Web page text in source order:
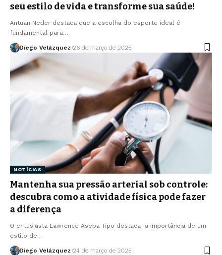
seu estilo de vida e transforme sua saúde!
Antuan Neder destaca que a escolha do esporte ideal é
fundamental para…
Diego Velázquez 26 de março de 2025
NOTÍCIAS
Mantenha sua pressão arterial sob controle:
descubra como a atividade física pode fazer
a diferença
O entusiasta Lawrence Aseba Tipo destaca a importância de um
estilo de…
Diego Velázquez 24 de março de 2025